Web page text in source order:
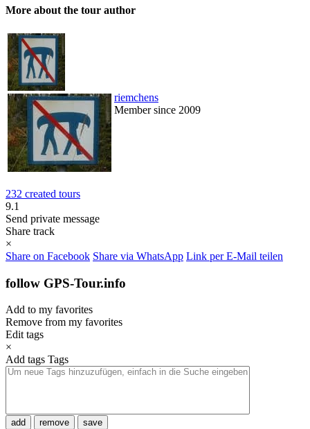
More about the tour author
riemchens
Member since 2009
232 created tours
9.1
Send private message
Share track
×
Share on Facebook Share via WhatsApp Link per E-Mail teilen
follow GPS-Tour.info
Add to my favorites
Remove from my favorites
Edit tags
×
Add tags Tags
add remove save